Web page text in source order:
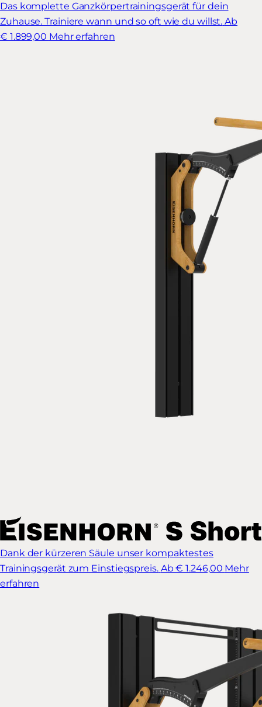
Das komplette Ganzkörpertrainingsgerät für dein
Zuhause. Trainiere wann und so oft wie du willst. Ab
€ 1.899,00 Mehr erfahren
Dank der kürzeren Säule unser kompaktestes
Trainingsgerät zum Einstiegspreis. Ab € 1.246,00 Mehr
erfahren